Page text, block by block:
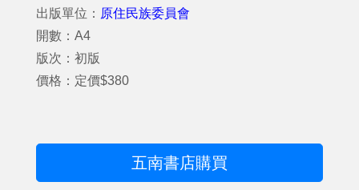
出版單位： 原住民族委員會
開數：A4
版次：初版
價格：定價$380
五南書店購買